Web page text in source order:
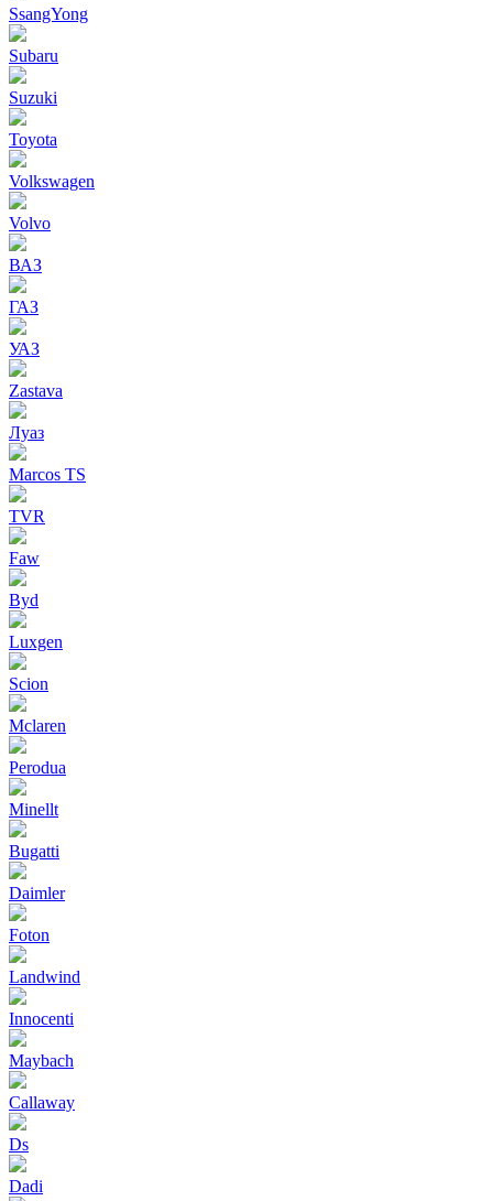
SsangYong
Subaru
Suzuki
Toyota
Volkswagen
Volvo
ВАЗ
ГАЗ
УАЗ
Zastava
Луаз
Marcos TS
TVR
Faw
Byd
Luxgen
Scion
Mclaren
Perodua
Minellt
Bugatti
Daimler
Foton
Landwind
Innocenti
Maybach
Callaway
Ds
Dadi